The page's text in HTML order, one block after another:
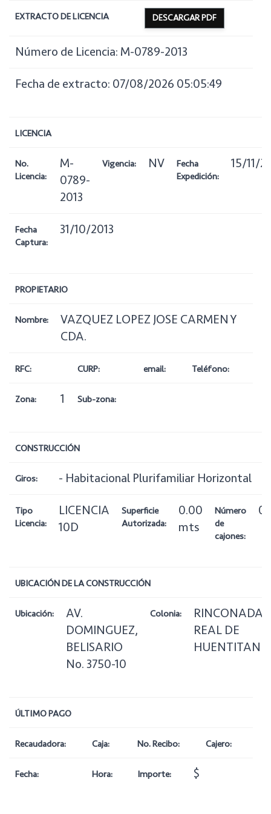
EXTRACTO DE LICENCIA DESCARGAR PDF
Número de Licencia: M-0789-2013
Fecha de extracto: 07/08/2026 05:05:49
LICENCIA
No.
Licencia:
M-
0789-
2013
Vigencia: NV
Fecha
Expedición:
15/11/
Fecha
Captura:
31/10/2013
PROPIETARIO
Nombre:
VAZQUEZ LOPEZ JOSE CARMEN Y
CDA.
RFC: CURP: email: Teléfono:
Zona: 1 Sub-zona:
CONSTRUCCIÓN
Giros: - Habitacional Plurifamiliar Horizontal
Tipo
Licencia:
LICENCIA
10D
Superficie
Autorizada:
0.00
mts
Número
de
cajones:
0
UBICACIÓN DE LA CONSTRUCCIÓN
Ubicación:
AV.
DOMINGUEZ,
BELISARIO
No. 3750-10
Colonia:
RINCONADA
REAL DE
HUENTITAN
ÚLTIMO PAGO
Recaudadora: Caja: No. Recibo: Cajero:
Fecha: Hora: Importe: $